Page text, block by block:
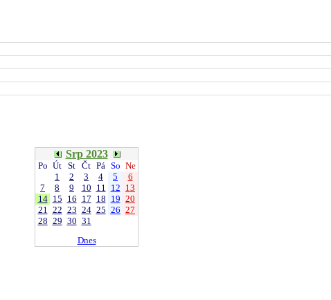
Srp 2023
Po Út St Čt Pá So Ne
1
2 3 4 5
6
7
8 9 10 11 12 13
14 15 16 17 18 19 20
21 22 23 24 25 26 27
28 29 30 31
Dnes